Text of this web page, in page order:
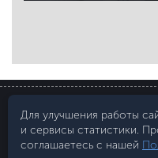
©
109029
ул.
Для улучшения работы
и сервисы статистики.
соглашаетесь с нашей